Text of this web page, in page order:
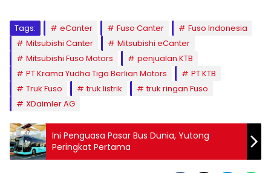
Tags: eCanter Fuso Canter
Fuso Indonesia
Mitsubishi Canter
Mitsubishi eCanter
Mitsubishi Fuso Motors
penjualan KTB
PT Krama Yudha Tiga Berlian Motors
PT KTB
Truk Fuso
truk listrik
truk ringan Fuso
XDaimler AG
Ini Penguasa Pasar Bus Dunia, Yutong
Peringkat Pertama